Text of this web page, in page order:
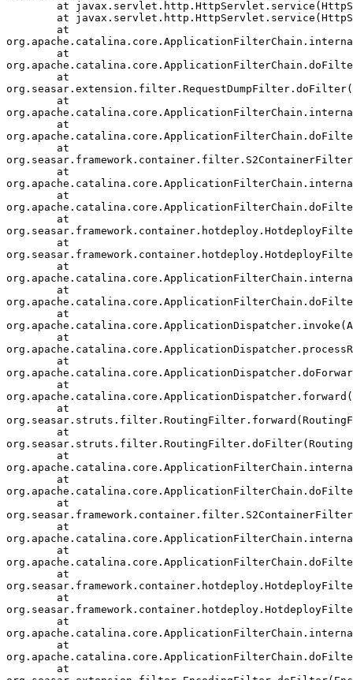
at
at
        at
        at
        at
        at
        at
        at
        at
        at
        at
        at
        at
        at
        at
        at
        at
        at
        at
        at
        at
        at
        at
        at
        at
        at
        at
        at
        at
        at